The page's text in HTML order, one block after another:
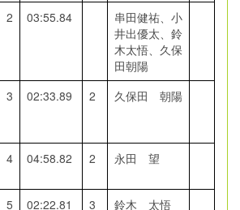
2 03:55.84
串田健祐、小
井出優太、鈴
木太悟、久保
田朝陽
3 02:33.89 2 久保田 朝陽
4 04:58.82 2 永田 望
5 02:22.81 3 鈴木 太悟